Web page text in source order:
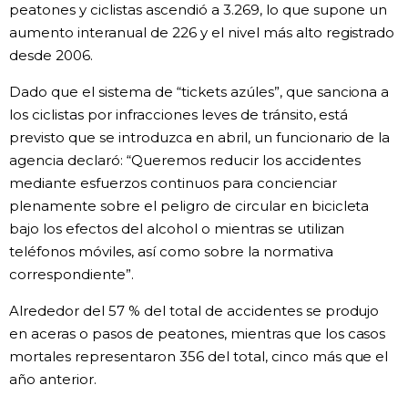
Guía de Japón
Vídeos e imágenes
En profundidad
Más
Noticias
Datos de Japón
Fragmentos de Japón
Gente
official SNS
peatones y ciclistas ascendió a 3.269, lo que supone un
aumento interanual de 226 y el nivel más alto registrado
desde 2006.
Dado que el sistema de “tickets azúles”, que sanciona a
los ciclistas por infracciones leves de tránsito, está
previsto que se introduzca en abril, un funcionario de la
agencia declaró: “Queremos reducir los accidentes
mediante esfuerzos continuos para concienciar
plenamente sobre el peligro de circular en bicicleta
bajo los efectos del alcohol o mientras se utilizan
teléfonos móviles, así como sobre la normativa
correspondiente”.
Alrededor del 57 % del total de accidentes se produjo
en aceras o pasos de peatones, mientras que los casos
mortales representaron 356 del total, cinco más que el
año anterior.